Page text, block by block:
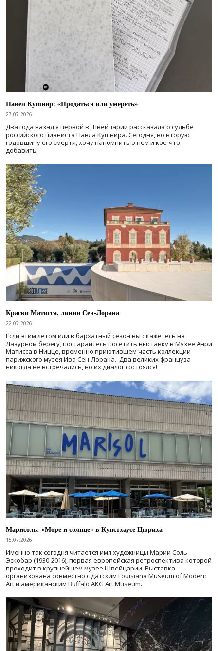
Павел Кушнир: «Продаться или умереть»
27.07.2026
Два года назад я первой в Швейцарии рассказала о судьбе
российского пианиста Павла Кушнира. Сегодня, во вторую
годовщину его смерти, хочу напомнить о нем и кое-что
добавить.
Краски Матисса, линии Сен-Лорана
22.07.2026
Если этим летом или в бархатный сезон вы окажетесь на
Лазурном берегу, постарайтесь посетить выставку в Музее Анри
Матисса в Ницце, временно приютившем часть коллекции
парижского музея Ива Сен-Лорана. Два великих француза
никогда не встречались, но их диалог состоялся!
Марисоль: «Море и солнце» в Кунстхаусе Цюриха
15.07.2026
Именно так сегодня читается имя художницы Марии Соль
Эскобар (1930-2016), первая европейская ретроспектива которой
проходит в крупнейшем музее Швейцарии. Выставка
организована совместно с датским Louisiana Museum of Modern
Art и американским Buffalo AKG Art Museum.